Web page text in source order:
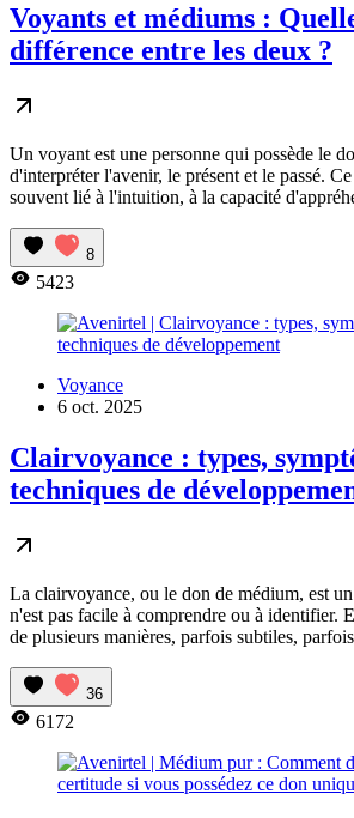
Voyants et médiums :
différence entre les deux ?
Un voyant est une personne qui possède le
d'interpréter l'avenir, le présent et le passé.
souvent lié à l'intuition, à la capacité
8
5423
Voyance
6 oct. 2025
Clairvoyance : types,
techniques de
La clairvoyance, ou le don de médium, est
n'est pas facile à comprendre ou à identifier.
de plusieurs manières, parfois subtiles,
36
6172